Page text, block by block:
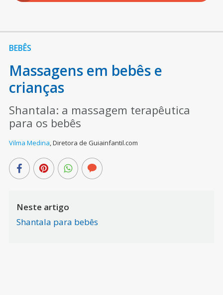
BEBÊS
Massagens em bebês e
crianças
Shantala: a massagem terapêutica
para os bebês
Vilma Medina,Diretora de Guiainfantil.com
Neste artigo
Shantala para bebês